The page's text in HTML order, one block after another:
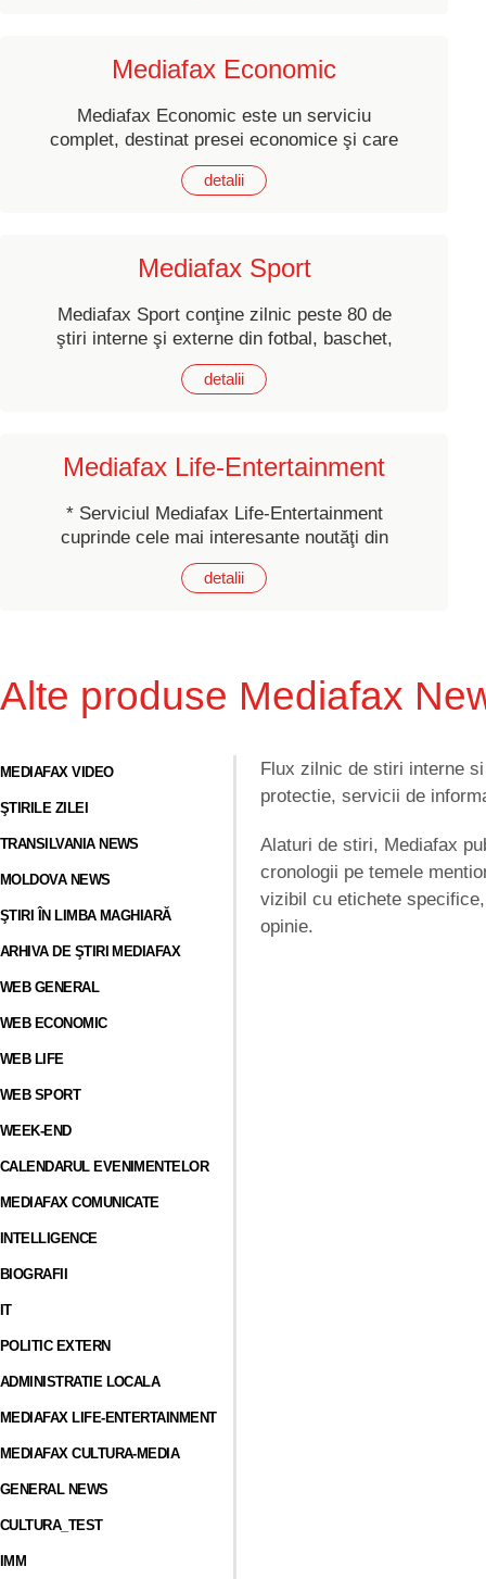
Mediafax Economic
Mediafax Economic este un serviciu
complet, destinat presei economice şi care
cuprinde peste 100 de ştiri / zi, cel mai
mare număr de ştiri economice transmise
detalii
Mediafax Sport
Mediafax Sport conţine zilnic peste 80 de
ştiri interne şi externe din fotbal, baschet,
volei, futsal, automobilism, handbal, înot,
rugby, atletism, tenis, motociclism etc.
detalii
Mediafax Life-Entertainment
* Serviciul Mediafax Life-Entertainment
cuprinde cele mai interesante noutăţi din
lumea showbiz-ului românesc şi
internaţional.
detalii
Alte produse Mediafax
MEDIAFAX VIDEO
ŞTIRILE ZILEI
TRANSILVANIA NEWS
MOLDOVA NEWS
ŞTIRI ÎN LIMBA MAGHIARĂ
ARHIVA DE ŞTIRI MEDIAFAX
WEB GENERAL
WEB ECONOMIC
WEB LIFE
WEB SPORT
WEEK-END
CALENDARUL EVENIMENTELOR
MEDIAFAX COMUNICATE
INTELLIGENCE
Flux zilnic de stiri interne
protectie, servicii de
Alaturi de stiri, Mediafax
cronologii pe temele
vizibil cu etichete
opinie.
BIOGRAFII
IT
POLITIC EXTERN
ADMINISTRATIE LOCALA
MEDIAFAX LIFE-ENTERTAINMENT
MEDIAFAX CULTURA-MEDIA
GENERAL NEWS
CULTURA_TEST
IMM